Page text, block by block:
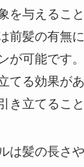
を与えること
前髪の有無に
が可能です
てる効果が
き立てること
は髪の長さ